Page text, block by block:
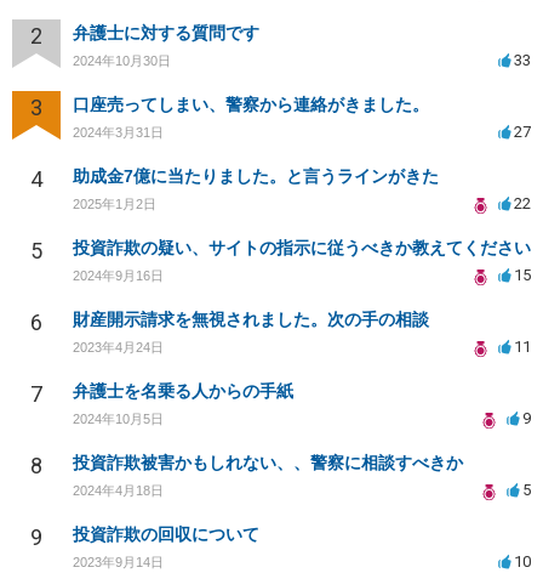
2 弁護士に対する質問です
2024年10月30日 33
3 口座売ってしまい、警察から連絡がきました。
2024年3月31日 27
4 助成金7億に当たりました。と言うラインがきた
2025年1月2日 22
5 投資詐欺の疑い、サイトの指示に従うべきか教えてください
2024年9月16日 15
6 財産開示請求を無視されました。次の手の相談
2023年4月24日 11
7 弁護士を名乗る人からの手紙
2024年10月5日 9
8 投資詐欺被害かもしれない、、警察に相談すべきか
2024年4月18日 5
9 投資詐欺の回収について
2023年9月14日 10